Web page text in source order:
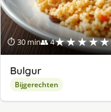
⏱ 30 min👥 4★★★★★
Bulgur
Bijgerechten